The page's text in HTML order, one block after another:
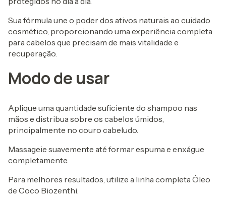
Sua fórmula une o poder dos ativos naturais ao cuidado
cosmético, proporcionando uma experiência completa
para cabelos que precisam de mais vitalidade e
recuperação.
Modo de usar
Aplique uma quantidade suficiente do shampoo nas
mãos e distribua sobre os cabelos úmidos,
principalmente no couro cabeludo.
Massageie suavemente até formar espuma e enxágue
completamente.
Para melhores resultados, utilize a linha completa Óleo
de Coco Biozenthi.